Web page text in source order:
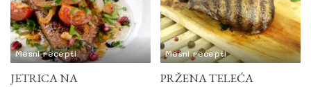
Mesni recepti
JETRICA NA
Mesni recepti
PRŽENA TELEĆA